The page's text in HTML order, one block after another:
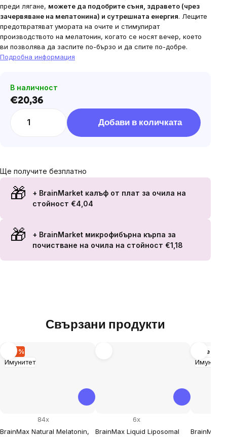
Ще получите безплатно
+ BrainMarket калъф от плат за очила на
стойност €4,04
+ BrainMarket микрофибърна кърпа за
почистване на очила на стойност €1,18
преди лягане, можете да подобрите съня, здравето (чрез
зачервяване на мелатонина) и сутрешната енергия. Лещите
предотвратяват умората на очите и стимулират
производството на мелатонин, когато се носят вечер, което
ви позволява да заспите по-бързо и да спите по-добре.
Подробна информация
В наличност
€20,36Цена
Добави в количката
Свързани продукти
Имунитет
–56 %
BrainMax Natural Melatonin,
84x
BrainMax Liquid Liposomal
6x
Имунитет
Още
BrainMax